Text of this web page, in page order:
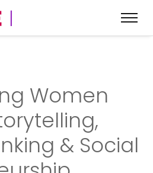
Women
& Social